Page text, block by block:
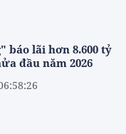
báo lãi hơn 8.600 tỷ
đầu năm 2026